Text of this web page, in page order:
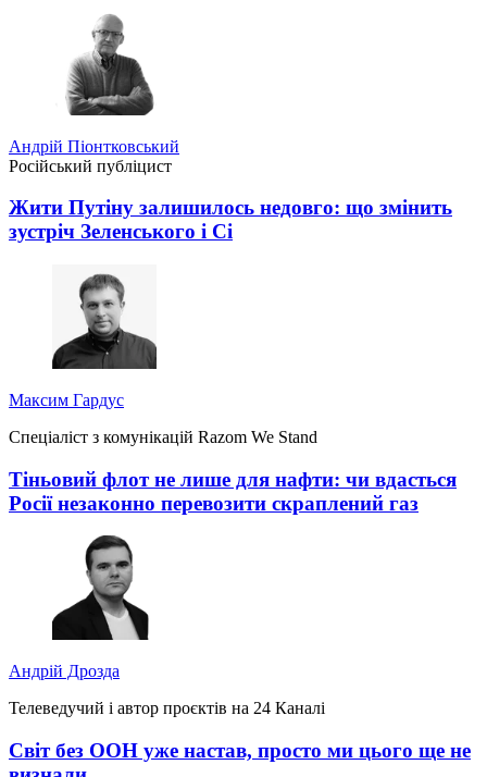
Андрій Піонтковський
Російський публіцист
Жити Путіну залишилось недовго: що змінить
зустріч Зеленського і Сі
Максим Гардус
Спеціаліст з комунікацій Razom We Stand
Тіньовий флот не лише для нафти: чи вдасться
Росії незаконно перевозити скраплений газ
Андрій Дрозда
Телеведучий і автор проєктів на 24 Каналі
Світ без ООН уже настав, просто ми цього ще не